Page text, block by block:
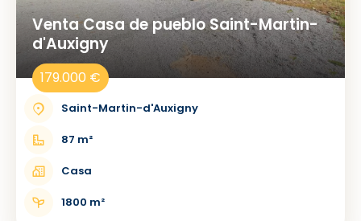
Venta Casa de pueblo Saint-Martin-
d'Auxigny
179.000 €
Saint-Martin-d'Auxigny
87 m²
Casa
1800 m²